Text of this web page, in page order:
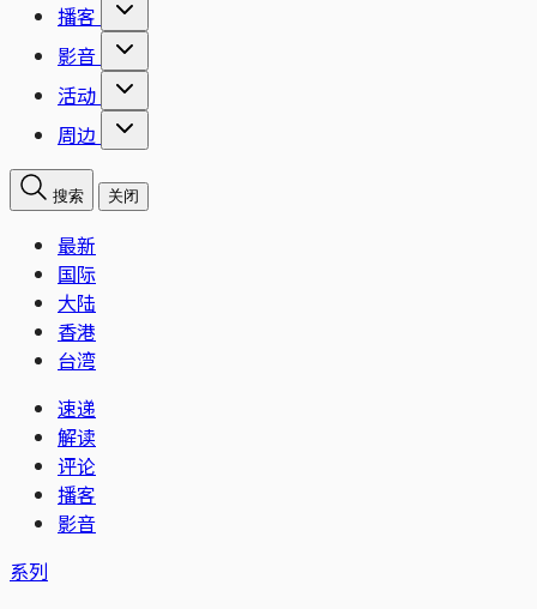
播客
影音
活动
周边
搜索 关闭
最新
国际
大陆
香港
台湾
速递
解读
评论
播客
影音
系列